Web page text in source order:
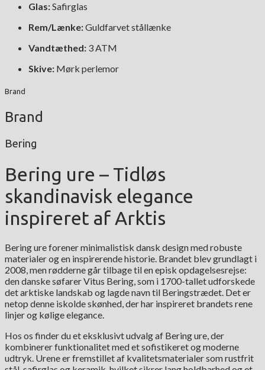
Glas:Safirglas
Rem/Lænke:Guldfarvet stållænke
Vandtæthed: 3 ATM
Skive: Mørk perlemor
Brand
Brand
Bering
Bering ure – Tidløs
skandinavisk elegance
inspireret af Arktis
Bering ure forener minimalistisk dansk design med robuste
materialer og en inspirerende historie. Brandet blev grundlagt i
2008, men rødderne går tilbage til en episk opdagelsesrejse:
den danske søfarer Vitus Bering, som i 1700-tallet udforskede
det arktiske landskab og lagde navn til Beringstrædet. Det er
netop denne iskolde skønhed, der har inspireret brandets rene
linjer og kølige elegance.
Hos os finder du et eksklusivt udvalg af Bering ure, der
kombinerer funktionalitet med et sofistikeret og moderne
udtryk. Urene er fremstillet af kvalitetsmaterialer som rustfrit